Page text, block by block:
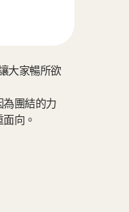
大家暢所欲
團結的力
向。